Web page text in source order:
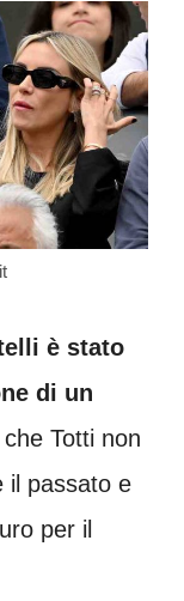
è stato
di un
Totti non
il passato e
per il